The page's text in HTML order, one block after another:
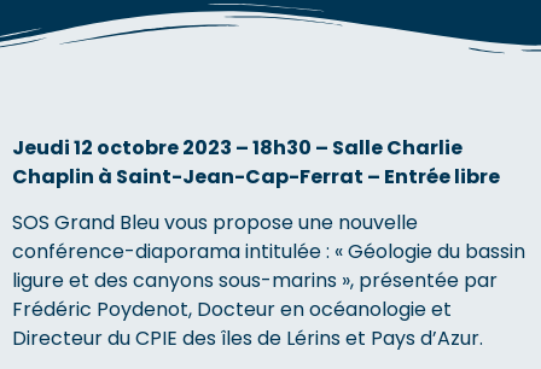
Jeudi 12 octobre 2023 – 18h30 – Salle Charlie
Chaplin à Saint-Jean-Cap-Ferrat – Entrée libre
SOS Grand Bleu vous propose une nouvelle
conférence-diaporama intitulée : « Géologie du bassin
ligure et des canyons sous-marins », présentée par
Frédéric Poydenot, Docteur en océanologie et
Directeur du CPIE des îles de Lérins et Pays d’Azur.